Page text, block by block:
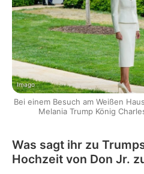
Imago
Bei einem Besuch am Weißen
Melania Trump König
Was sagt ihr zu
Hochzeit von Don Jr.